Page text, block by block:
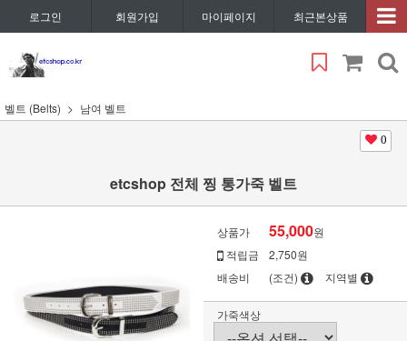
로그인 회원가입 마이페이지 최근본상품
벨트 (Belts) 남여 벨트
0
etcshop 전체 찡 통가죽 벨트
상품가 55,000원
적립금
2,750원
배송비
(조건) 지역별
가죽색상